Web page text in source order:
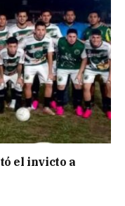
el invicto a